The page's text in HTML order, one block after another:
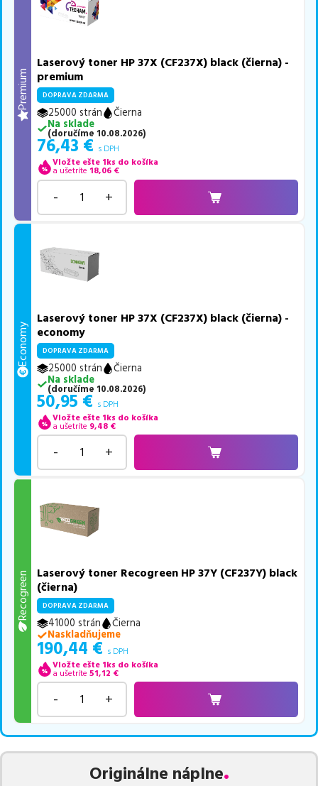
Premium
Laserový toner HP 37X (CF237X) black (čierna) -
premium
DOPRAVA ZDARMA
25000 strán
Čierna
Na sklade
(doručíme 10.08.2026)
76,43 € s DPH
Vložte ešte 1ks do košíka
a ušetríte 18,06 €
- +
Economy
Laserový toner HP 37X (CF237X) black (čierna) -
economy
DOPRAVA ZDARMA
25000 strán
Čierna
Na sklade
(doručíme 10.08.2026)
50,95 € s DPH
Vložte ešte 1ks do košíka
a ušetríte 9,48 €
- +
Recogreen Laserový toner Recogreen HP 37Y (CF237Y) black
(čierna)
DOPRAVA ZDARMA
41000 strán
Čierna
Naskladňujeme
190,44 € s DPH
Vložte ešte 1ks do košíka
a ušetríte 51,12 €
- +
Originálne náplne